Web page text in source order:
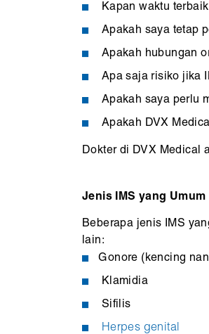
Kapan waktu
Apakah saya tetap
Apakah hubungan
Apa saja risiko jika
Apakah saya perlu
Apakah DVX
Dokter di DVX Medical
Jenis IMS yang
Beberapa jenis IMS
lain:
Gonore (kencing
Klamidia
Sifilis
Herpes genital